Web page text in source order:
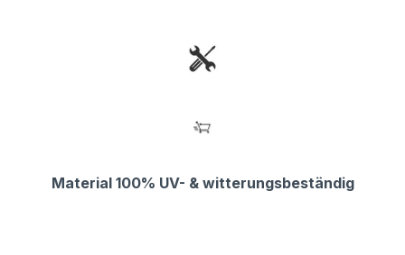
Material 100% UV- & witterungsbeständig